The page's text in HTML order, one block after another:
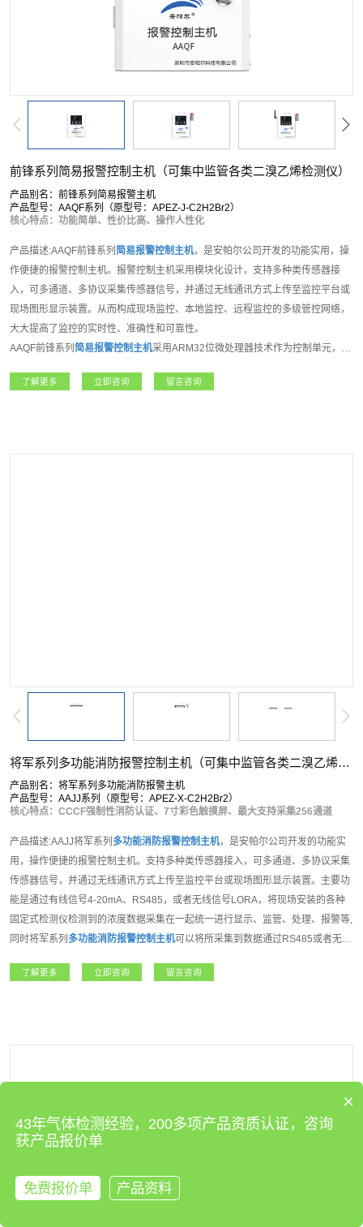
前锋系列简易报警控制主机（可集中监管各类二溴乙烯检测仪）
产品别名：前锋系列简易报警主机
产品型号：AAQF系列（原型号：APEZ-J-C2H2Br2）
核心特点：功能简单、性价比高、操作人性化
产品描述:AAQF前锋系列 简易报警控制主机，是安帕尔公司开发的功能实用，操
作便捷的报警控制主机。报警控制主机采用模块化设计，支持多种类传感器接
入，可多通道、多协议采集传感器信号，并通过无线通讯方式上传至监控平台或
现场图形显示装置。从而构成现场监控、本地监控、远程监控的多级管控网络，
大大提高了监控的实时性、准确性和可靠性。
AAQF前锋系列 简易报警控制主机采用ARM32位微处理器技术作为控制单元，
RS485输出，4组继电器接口，用于控制风机、电磁阀和数据上传使用；用户可
了解更多 立即咨询 留言咨询
将军系列多功能消防报警控制主机（可集中监管各类二溴乙烯检测仪）
产品别名：将军系列多功能消防报警主机
产品型号：AAJJ系列（原型号：APEZ-X-C2H2Br2）
核心特点：CCCF强制性消防认证、7寸彩色触摸屏、最大支持采集256通道
产品描述:AAJJ将军系列 多功能消防报警控制主机，是安帕尔公司开发的功能实
用，操作便捷的报警控制主机。支持多种类传感器接入，可多通道、多协议采集
传感器信号，并通过无线通讯方式上传至监控平台或现场图形显示装置。主要功
能是通过有线信号4-20mA、RS485，或者无线信号LORA，将现场安装的各种
固定式检测仪检测到的浓度数据采集在一起统一进行显示、监管、处理、报警等,
同时将军系列 多功能消防报警控制主机可以将所采集到数据通过RS485或者无线
大大提高了监控的实时性、准确性。将军系列
了解更多 立即咨询 留言咨询
×
43年气体检测经验，200多项产品资质认证，咨询
获产品报价单
免费报价单
产品资料
来电咨询